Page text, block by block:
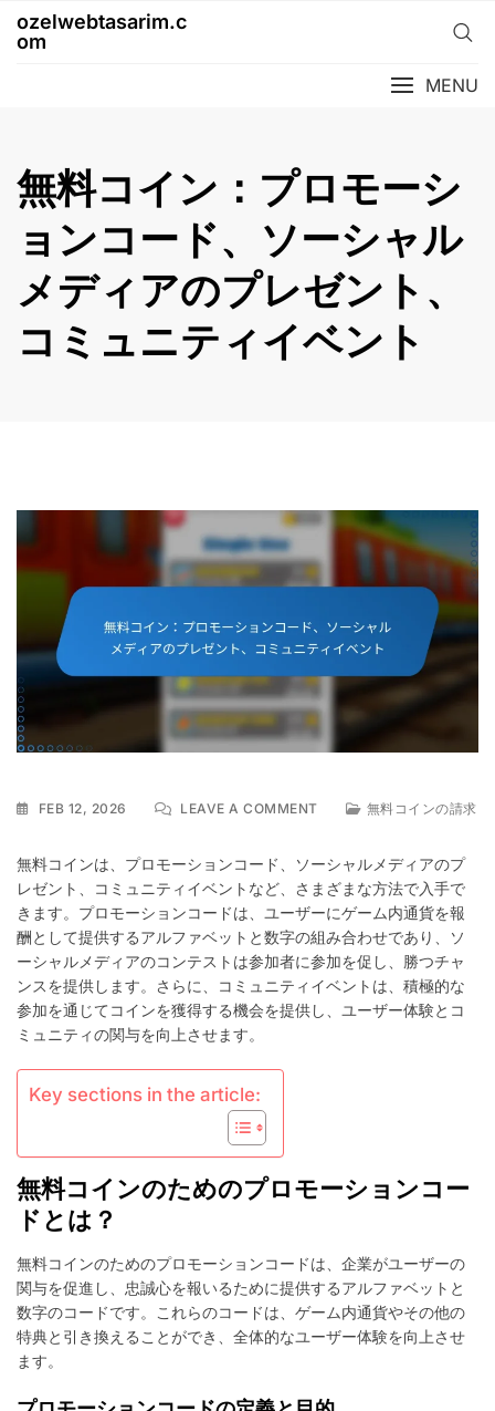
ozelwebtasarim.c
om
MENU
無料コイン：プロモーシ
ョンコード、ソーシャル
メディアのプレゼント、
コミュニティイベント
FEB 12, 2026 LEAVE A COMMENTON
コ
イ
ン：
プ
ロ
ー
シ
シ
デ
ィ
ア
の
ゼ
無料コインの請求
無料コインは、プロモーションコード、ソーシャルメディアのプ
レゼント、コミュニティイベントなど、さまざまな方法で入手で
きます。プロモーションコードは、ユーザーにゲーム内通貨を報
酬として提供するアルファベットと数字の組み合わせであり、ソ
ーシャルメディアのコンテストは参加者に参加を促し、勝つチャ
ンスを提供します。さらに、コミュニティイベントは、積極的な
参加を通じてコインを獲得する機会を提供し、ユーザー体験とコ
ミュニティの関与を向上させます。
Key sections in the article:
無料コインのためのプロモーションコー
ドとは？
無料コインのためのプロモーションコードは、企業がユーザーの
関与を促進し、忠誠心を報いるために提供するアルファベットと
数字のコードです。これらのコードは、ゲーム内通貨やその他の
特典と引き換えることができ、全体的なユーザー体験を向上させ
ます。